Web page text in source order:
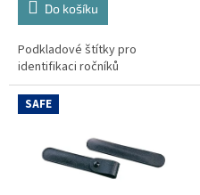
Do košíku
Podkladové štítky pro
identifikaci ročníků
SAFE